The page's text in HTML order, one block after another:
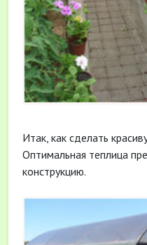
Итак, как сделать
Оптимальная теплица
конструкцию.